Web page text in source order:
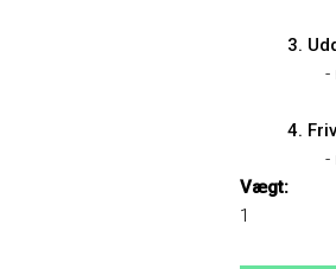
3.
- med
4.
- med
Vægt:
1